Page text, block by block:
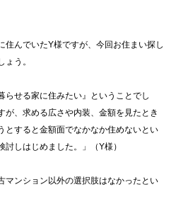
住んでいたY様ですが、今回お住まい探し
う。
らせる家に住みたい』ということでし
が、求める広さや内装、金額を見たとき
とすると金額面でなかなか住めないとい
しはじめました。」（Y様）
マンション以外の選択肢はなかったとい